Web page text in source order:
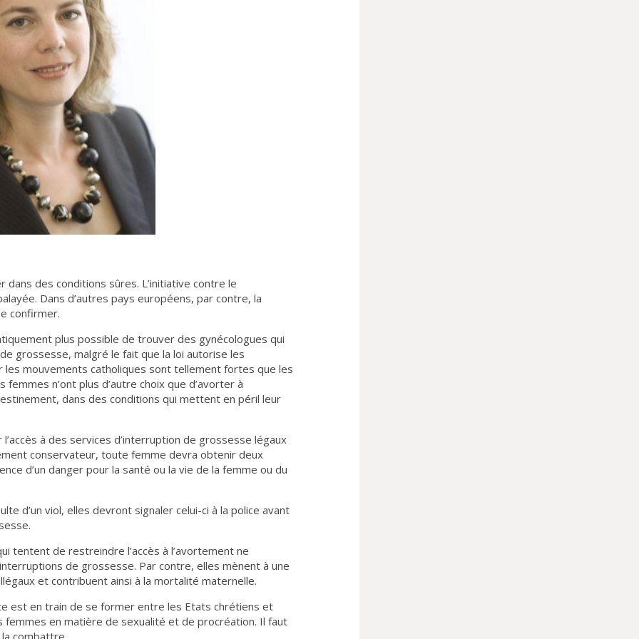
dans des conditions sûres. L’initiative contre le
Dans d’autres pays européens, par contre, la
confirmer.
plus possible de trouver des gynécologues qui
grossesse, malgré le fait que la loi autorise les
mouvements catholiques sont tellement fortes que les
n’ont plus d’autre choix que d’avorter à
dans des conditions qui mettent en péril leur
à des services d’interruption de grossesse légaux
conservateur, toute femme devra obtenir deux
d’un danger pour la santé ou la vie de la femme ou du
d’un viol, elles devront signaler celui-ci à la police avant
tentent de restreindre l’accès à l’avortement ne
de grossesse. Par contre, elles mènent à une
et contribuent ainsi à la mortalité maternelle.
est en train de se former entre les Etats chrétiens et
en matière de sexualité et de procréation. Il faut
combattre.